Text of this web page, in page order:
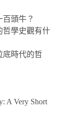
頭牛？
哲學史觀有什
底時代的哲
A Very Short